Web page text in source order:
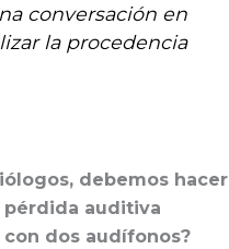
conversación en
la procedencia
debemos hacer
auditiva
dos audífonos?